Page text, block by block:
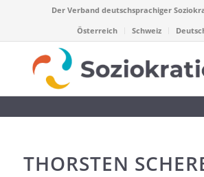
Der Verband deutschsprachiger
Österreich
Schweiz
THORSTEN